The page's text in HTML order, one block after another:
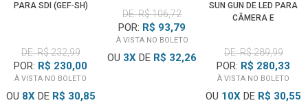
PARA SDI (GEF-SH)
DE: R$ 232,99
POR: R$ 230,00
À VISTA NO BOLETO
OU 8XDE R$ 30,85
DE: R$ 106,72
POR: R$ 93,79
À VISTA NO BOLETO
OU 3X DE R$ 32,26
SUN GUN DE LED PARA
CÂMERA E
DE: R$ 289,99
POR: R$ 280,33
À VISTA NO BOLETO
OU 10X DE R$ 30,55